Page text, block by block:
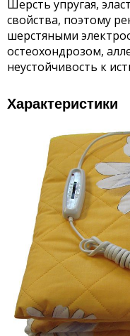
Шерсть упругая,
свойства, поэтому
шерстяными
остеохондрозом,
неустойчивость к
Характеристики